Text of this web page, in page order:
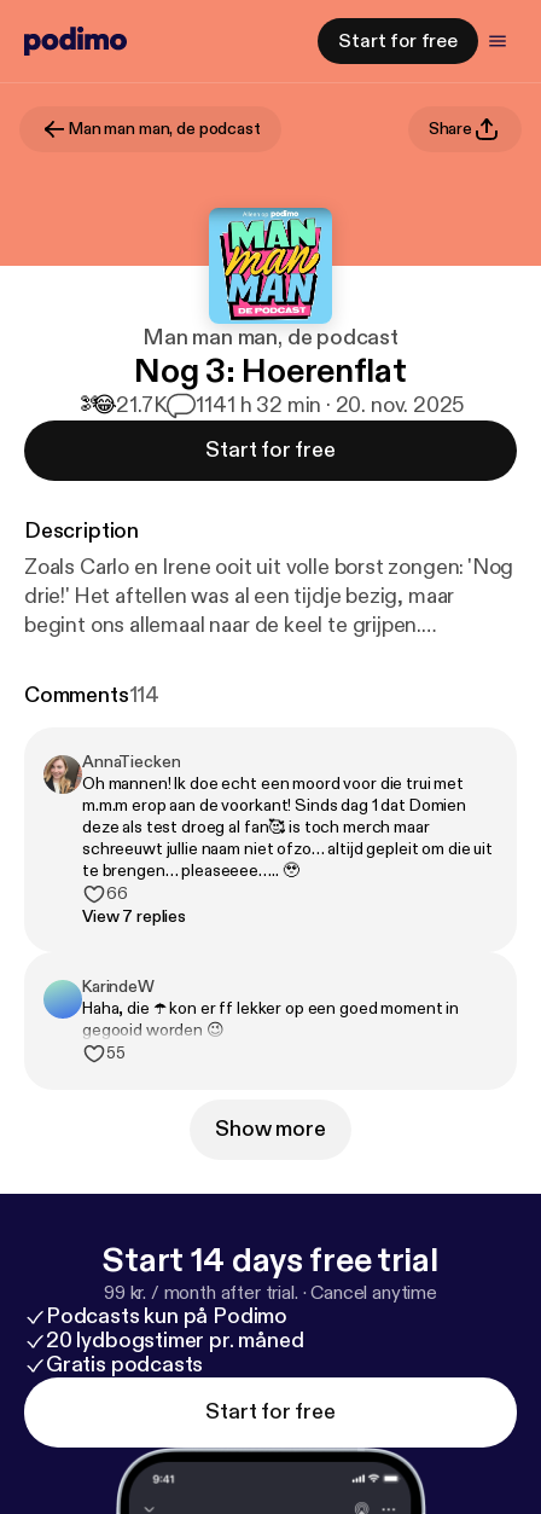
Start for free
Man man man, de podcast Share
Man man man, de podcast
Nog 3: Hoerenflat
🫘️😂21.7K 1141 h 32 min · 20. nov. 2025
Start for free
Description
Zoals Carlo en Irene ooit uit volle borst zongen: 'Nog
drie!' Het aftellen was al een tijdje bezig, maar
begint ons allemaal naar de keel te grijpen.
dichterbij en hebben we een update over de
Bas reed Majka naar Kopenhagen om daar
uitgebreid uiteten te gaan en maakte onderweg een
stop in het opwindende Hamburg. Domien sloot zijn
weekend af met een bijzonder, maar heftig gesprek
over de toekomst van zijn ouders. Hierna nog maar
'Man man man, de podcast' niet en scoor de laatste
tickets nu op manmanmanlive.nl
Comments114
AnnaTiecken
Oh mannen! Ik doe echt een moord voor die trui met
m.m.m erop aan de voorkant! Sinds dag 1 dat Domien
deze als test droeg al fan🥰 is toch merch maar
schreeuwt jullie naam niet ofzo… altijd gepleit om die uit
te brengen… pleaseeee….. 🥹
66
View 7 replies
KarindeW
Haha, die ☂️ kon er ff lekker op een goed moment in
gegooid worden 😉
55
Show more
Start 14 days free trial
99 kr. / month after trial. ·Cancel anytime
Podcasts kun på Podimo
20 lydbogstimer pr. måned
Gratis podcasts
Start for free